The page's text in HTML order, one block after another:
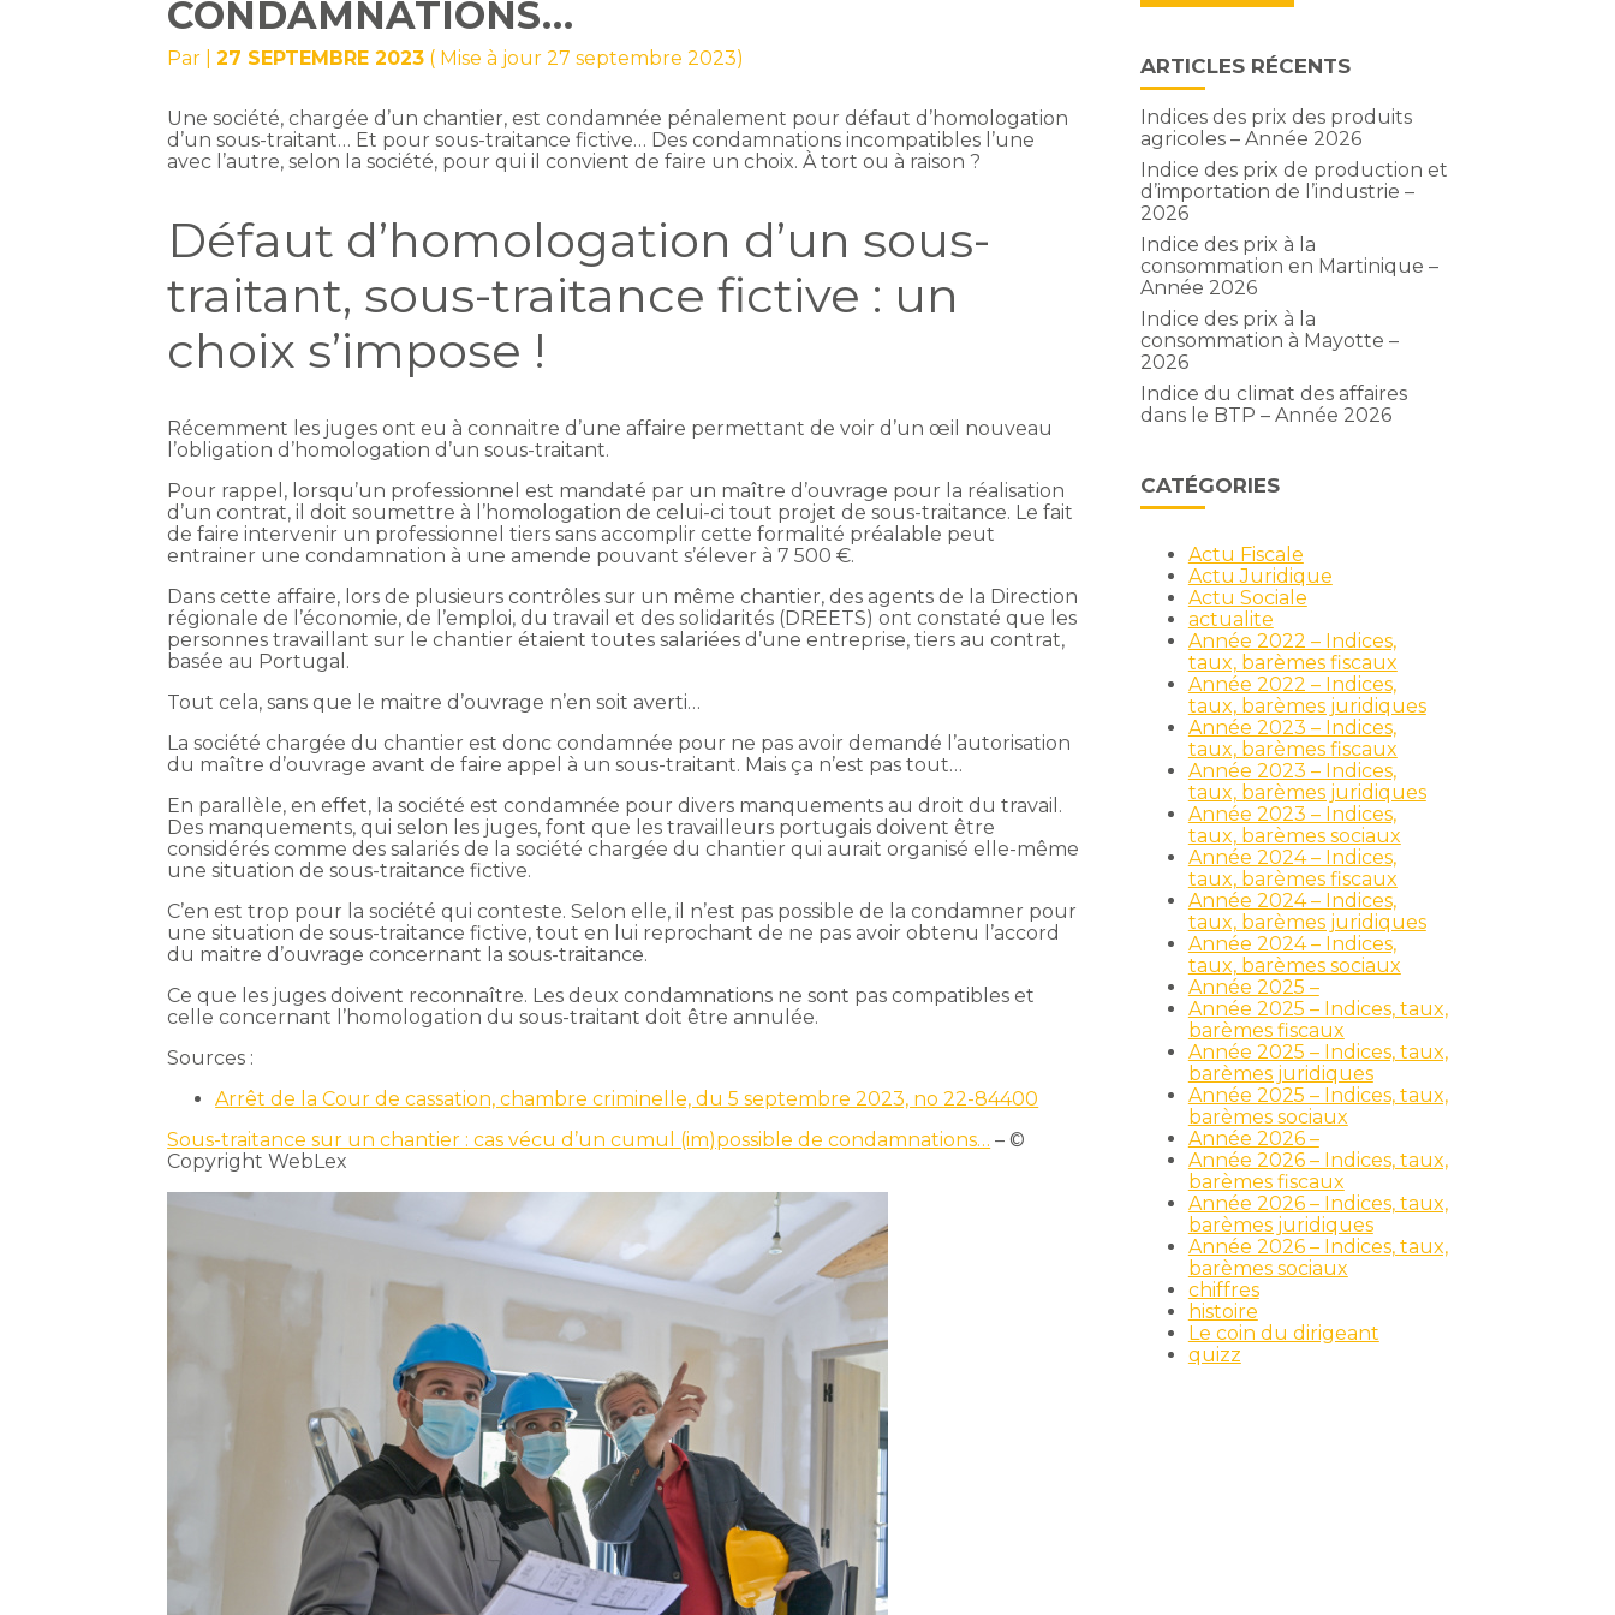
CONDAMNATIONS…
Par |27 SEPTEMBRE 2023 ( Mise à jour 27 septembre 2023)
Une société, chargée d’un chantier, est condamnée pénalement pour défaut d’homologation
d’un sous-traitant… Et pour sous-traitance fictive… Des condamnations incompatibles l’une
avec l’autre, selon la société, pour qui il convient de faire un choix. À tort ou à raison ?
Défaut d’homologation d’un sous-
traitant, sous-traitance fictive : un
choix s’impose !
Récemment les juges ont eu à connaitre d’une affaire permettant de voir d’un œil nouveau
l’obligation d’homologation d’un sous-traitant.
Pour rappel, lorsqu’un professionnel est mandaté par un maître d’ouvrage pour la réalisation
d’un contrat, il doit soumettre à l’homologation de celui-ci tout projet de sous-traitance. Le fait
de faire intervenir un professionnel tiers sans accomplir cette formalité préalable peut
entrainer une condamnation à une amende pouvant s’élever à 7 500 €.
Dans cette affaire, lors de plusieurs contrôles sur un même chantier, des agents de la Direction
régionale de l’économie, de l’emploi, du travail et des solidarités (DREETS) ont constaté que les
personnes travaillant sur le chantier étaient toutes salariées d’une entreprise, tiers au contrat,
basée au Portugal.
Tout cela, sans que le maitre d’ouvrage n’en soit averti…
La société chargée du chantier est donc condamnée pour ne pas avoir demandé l’autorisation
du maître d’ouvrage avant de faire appel à un sous-traitant. Mais ça n’est pas tout…
En parallèle, en effet, la société est condamnée pour divers manquements au droit du travail.
Des manquements, qui selon les juges, font que les travailleurs portugais doivent être
considérés comme des salariés de la société chargée du chantier qui aurait organisé elle-même
une situation de sous-traitance fictive.
C’en est trop pour la société qui conteste. Selon elle, il n’est pas possible de la condamner pour
une situation de sous-traitance fictive, tout en lui reprochant de ne pas avoir obtenu l’accord
du maitre d’ouvrage concernant la sous-traitance.
Ce que les juges doivent reconnaître. Les deux condamnations ne sont pas compatibles et
celle concernant l’homologation du sous-traitant doit être annulée.
Sources :
Arrêt de la Cour de cassation, chambre criminelle, du 5 septembre 2023, no 22-84400
Sous-traitance sur un chantier : cas vécu d’un cumul (im)possible de condamnations… – ©
Copyright WebLex
ARTICLES RÉCENTS
Indices des prix des produits
agricoles – Année 2026
Indice des prix de production et
d’importation de l’industrie –
2026
Indice des prix à la
consommation en Martinique –
Année 2026
Indice des prix à la
consommation à Mayotte –
2026
Indice du climat des affaires
dans le BTP – Année 2026
CATÉGORIES
Actu Fiscale
Actu Juridique
Actu Sociale
actualite
Année 2022 – Indices,
taux, barèmes fiscaux
Année 2022 – Indices,
taux, barèmes juridiques
Année 2023 – Indices,
taux, barèmes fiscaux
Année 2023 – Indices,
taux, barèmes juridiques
Année 2023 – Indices,
taux, barèmes sociaux
Année 2024 – Indices,
taux, barèmes fiscaux
Année 2024 – Indices,
taux, barèmes juridiques
Année 2024 – Indices,
taux, barèmes sociaux
Année 2025 –
Année 2025 – Indices, taux,
barèmes fiscaux
Année 2025 – Indices, taux,
barèmes juridiques
Année 2025 – Indices, taux,
barèmes sociaux
Année 2026 –
Année 2026 – Indices, taux,
barèmes fiscaux
Année 2026 – Indices, taux,
barèmes juridiques
Année 2026 – Indices, taux,
barèmes sociaux
chiffres
histoire
Le coin du dirigeant
quizz